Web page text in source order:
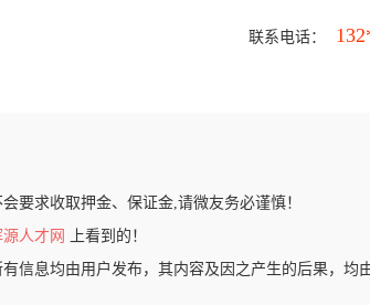
联系电话：
要求收取押金、保证金,请微友务必谨慎！
源人才网
上看到的！
信息均由用户发布，其内容及因之产生的后果，均